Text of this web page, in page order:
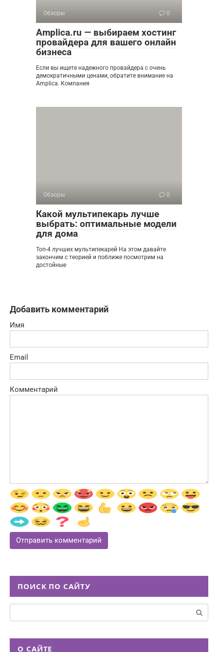
Обзоры 0
Amplica.ru — выбираем хостинг
провайдера для вашего онлайн
бизнеса
Если вы ищете надежного провайдера с очень
демократичными ценами, обратите внимание на
Amplica. Компания
Обзоры 0
Какой мультипекарь лучше
выбрать: оптимальные модели
для дома
Топ-4 лучших мультипекарей На этом давайте
закончим с теорией и поближе посмотрим на
достойные
Добавить комментарий
Имя
Email
Комментарий
ПОИСК ПО САЙТУ
О САЙТЕ